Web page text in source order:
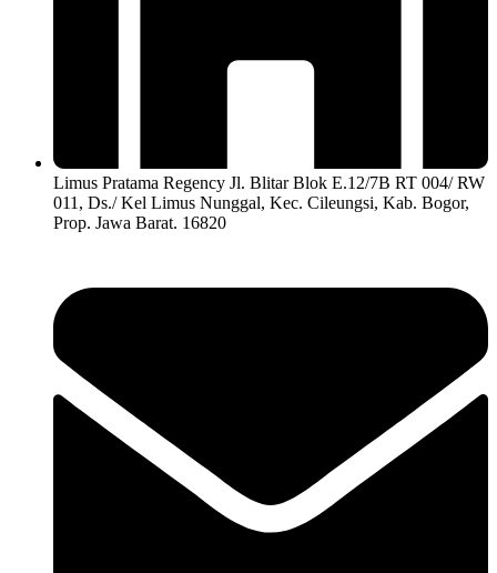
Limus Pratama Regency Jl. Blitar Blok E.12/7B RT 004/ RW
011, Ds./ Kel Limus Nunggal, Kec. Cileungsi, Kab. Bogor,
Prop. Jawa Barat. 16820